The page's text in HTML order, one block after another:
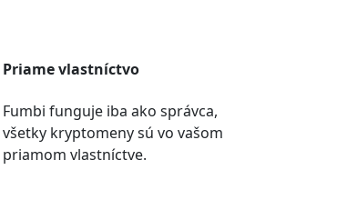
Priame vlastníctvo
Fumbi funguje iba ako správca,
všetky kryptomeny sú vo vašom
priamom vlastníctve.